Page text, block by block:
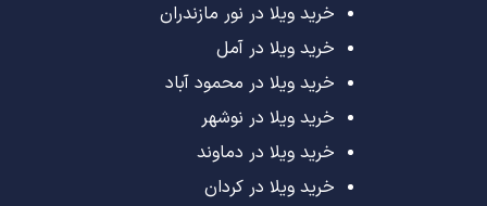
خرید ویلا در نور مازندران
خرید ویلا در آمل
خرید ویلا در محمود آباد
خرید ویلا در نوشهر
خرید ویلا در دماوند
خرید ویلا در کردان